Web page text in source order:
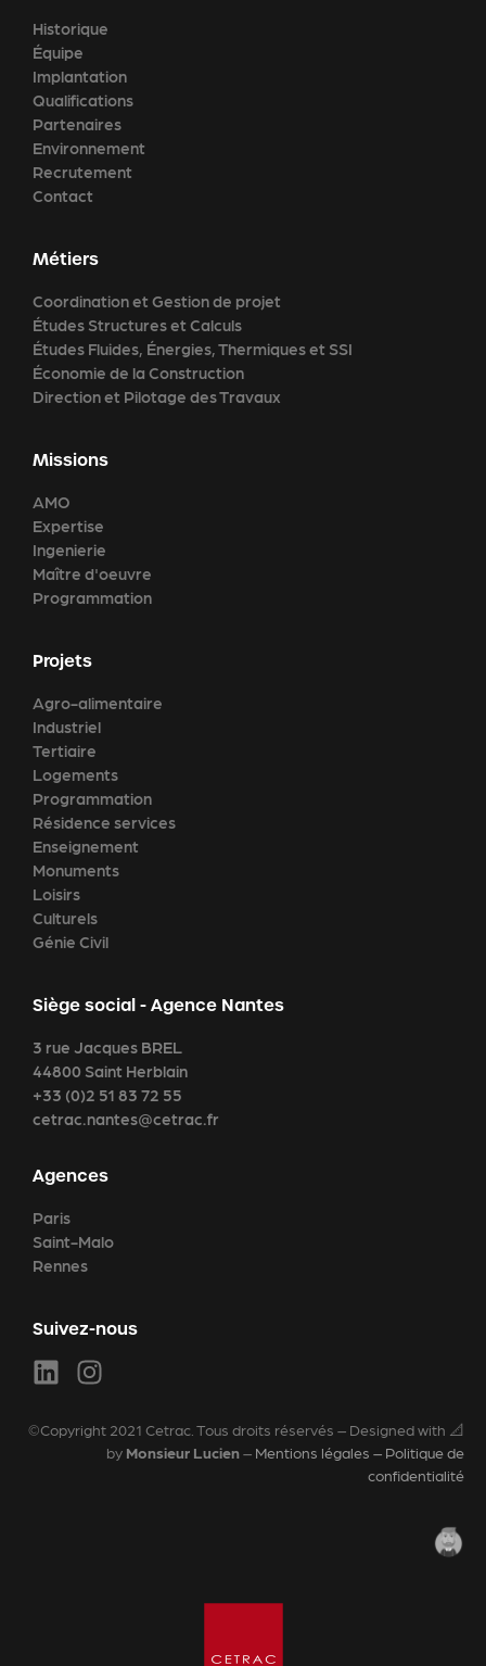
Historique
Équipe
Implantation
Qualifications
Partenaires
Environnement
Recrutement
Contact
Métiers
Coordination et Gestion de projet
Études Structures et Calculs
Études Fluides, Énergies, Thermiques et SSI
Économie de la Construction
Direction et Pilotage des Travaux
Missions
AMO
Expertise
Ingenierie
Maître d'oeuvre
Programmation
Projets
Agro-alimentaire
Industriel
Tertiaire
Logements
Programmation
Résidence services
Enseignement
Monuments
Loisirs
Culturels
Génie Civil
Siège social - Agence Nantes
3 rue Jacques BREL
44800 Saint Herblain
+33 (0)2 51 83 72 55
cetrac.nantes@cetrac.fr
Agences
Paris
Saint-Malo
Rennes
Suivez-nous
©Copyright 2021 Cetrac. Tous droits réservés – Designed with 📐
by Monsieur Lucien– Mentions légales – Politique de
confidentialité